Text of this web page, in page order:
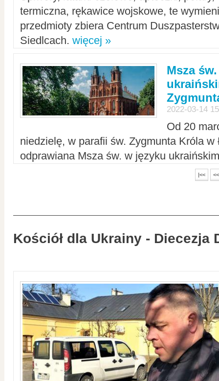
termiczna, rękawice wojskowe, te
przedmioty zbiera Centrum
Siedlcach. więcej »
Msza
2022-03-14
Od 20
niedzielę, w parafii św. Zygmunta Króla w
odprawiana Msza św. w języku
|<< <<
Kościół dla Ukrainy - Diecezja